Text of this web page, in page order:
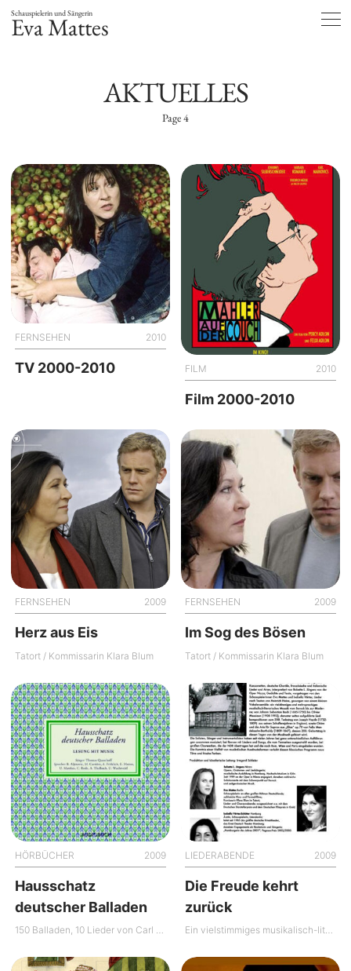
Schauspielerin und Sängerin
Eva Mattes
AKTUELLES
Page 4
FERNSEHEN 2010
TV 2000-2010 FILM 2010
Film 2000-2010
FERNSEHEN 2009
Herz aus Eis
Tatort / Kommissarin Klara Blum
FERNSEHEN 2009
Im Sog des Bösen
Tatort / Kommissarin Klara Blum
HÖRBÜCHER 2009
Hausschatz
deutscher Balladen
150 Balladen, 10 Lieder von Carl Loewe: Lesung mit Musik
LIEDERABENDE 2009
Die Freude kehrt
zurück
Ein vielstimmiges musikalisch-literarisches Mosaik